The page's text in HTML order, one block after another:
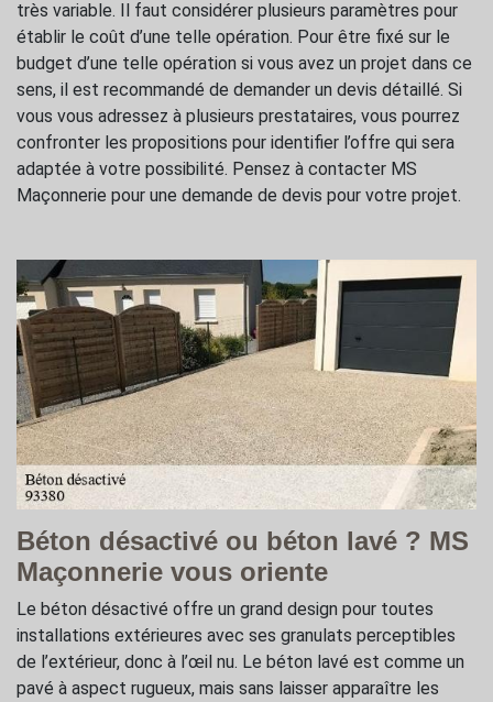
très variable. Il faut considérer plusieurs paramètres pour
établir le coût d’une telle opération. Pour être fixé sur le
budget d’une telle opération si vous avez un projet dans ce
sens, il est recommandé de demander un devis détaillé. Si
vous vous adressez à plusieurs prestataires, vous pourrez
confronter les propositions pour identifier l’offre qui sera
adaptée à votre possibilité. Pensez à contacter MS
Maçonnerie pour une demande de devis pour votre projet.
Béton désactivé ou béton lavé ? MS
Maçonnerie vous oriente
Le béton désactivé offre un grand design pour toutes
installations extérieures avec ses granulats perceptibles
de l’extérieur, donc à l’œil nu. Le béton lavé est comme un
pavé à aspect rugueux, mais sans laisser apparaître les